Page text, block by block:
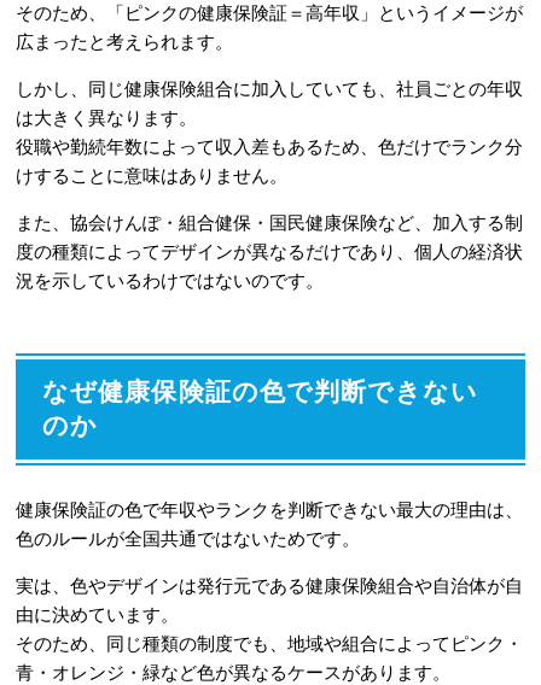
そのため、「ピンクの健康保険証＝高年収」というイメージが
広まったと考えられます。
しかし、同じ健康保険組合に加入していても、社員ごとの年収
は大きく異なります。
役職や勤続年数によって収入差もあるため、色だけでランク分
けすることに意味はありません。
また、協会けんぽ・組合健保・国民健康保険など、加入する制
度の種類によってデザインが異なるだけであり、個人の経済状
況を示しているわけではないのです。
なぜ健康保険証の色で判断できない
のか
健康保険証の色で年収やランクを判断できない最大の理由は、
色のルールが全国共通ではないためです。
実は、色やデザインは発行元である健康保険組合や自治体が自
由に決めています。
そのため、同じ種類の制度でも、地域や組合によってピンク・
青・オレンジ・緑など色が異なるケースがあります。